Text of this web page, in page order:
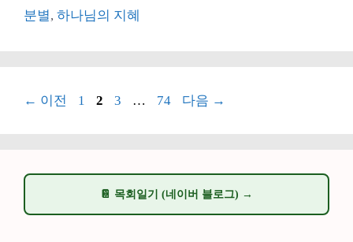
리
그
분별, 하나님의 지혜
← 이전
페
1
페
2
페
3 …
페
74 다음 →
📔 목회일기 (네이버 블로그) →